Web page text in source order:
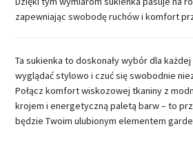
zapewniając swobodę ruchów i komfort
Ta sukienka to doskonały wybór dla
wyglądać stylowo i czuć się swobodnie
Połącz komfort wiskozowej tkaniny z
krojem i energetyczną paletą barw – to
będzie Twoim ulubionym elementem